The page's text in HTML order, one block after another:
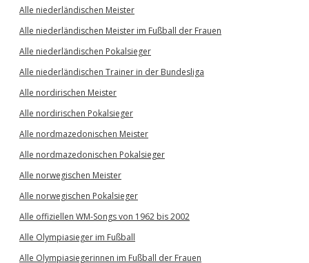
Alle niederländischen Meister
Alle niederländischen Meister im Fußball der Frauen
Alle niederländischen Pokalsieger
Alle niederländischen Trainer in der Bundesliga
Alle nordirischen Meister
Alle nordirischen Pokalsieger
Alle nordmazedonischen Meister
Alle nordmazedonischen Pokalsieger
Alle norwegischen Meister
Alle norwegischen Pokalsieger
Alle offiziellen WM-Songs von 1962 bis 2002
Alle Olympiasieger im Fußball
Alle Olympiasiegerinnen im Fußball der Frauen